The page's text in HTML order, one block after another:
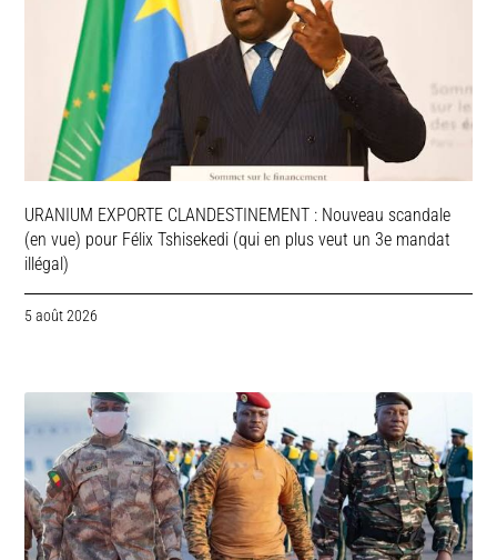
URANIUM EXPORTE CLANDESTINEMENT : Nouveau scandale
(en vue) pour Félix Tshisekedi (qui en plus veut un 3e mandat
illégal)
5 août 2026